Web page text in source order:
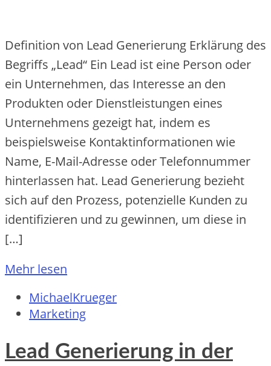
Definition von Lead Generierung Erklärung des
Begriffs „Lead“ Ein Lead ist eine Person oder
ein Unternehmen, das Interesse an den
Produkten oder Dienstleistungen eines
Unternehmens gezeigt hat, indem es
beispielsweise Kontaktinformationen wie
Name, E-Mail-Adresse oder Telefonnummer
hinterlassen hat. Lead Generierung bezieht
sich auf den Prozess, potenzielle Kunden zu
identifizieren und zu gewinnen, um diese in
[…]
Mehr lesen
MichaelKrueger
Marketing
Lead Generierung in der